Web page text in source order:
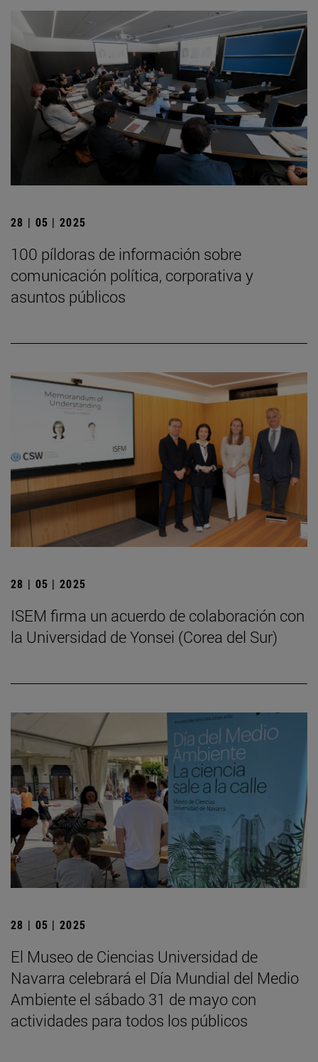
28 | 05 | 2025
100 píldoras de información sobre
comunicación política, corporativa y
asuntos públicos
28 | 05 | 2025
ISEM firma un acuerdo de colaboración con
la Universidad de Yonsei (Corea del Sur)
28 | 05 | 2025
El Museo de Ciencias Universidad de
Navarra celebrará el Día Mundial del Medio
Ambiente el sábado 31 de mayo con
actividades para todos los públicos